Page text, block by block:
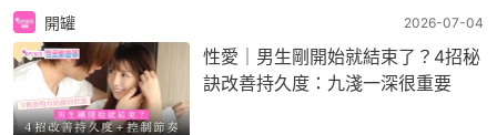
開罐 2026-07-04
性愛｜男生剛開始就結束了？4招秘
訣改善持久度：九淺一深很重要